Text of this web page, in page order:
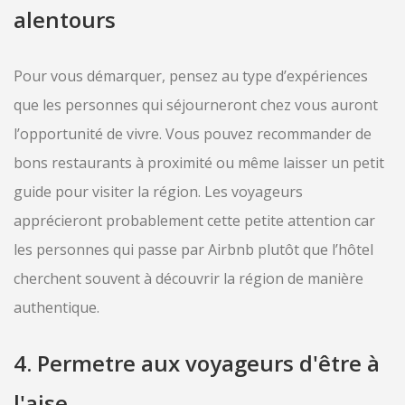
alentours
Pour vous démarquer, pensez au type d’expériences
que les personnes qui séjourneront chez vous auront
l’opportunité de vivre. Vous pouvez recommander de
bons restaurants à proximité ou même laisser un petit
guide pour visiter la région. Les voyageurs
apprécieront probablement cette petite attention car
les personnes qui passe par Airbnb plutôt que l’hôtel
cherchent souvent à découvrir la région de manière
authentique.
4. Permetre aux voyageurs d'être à